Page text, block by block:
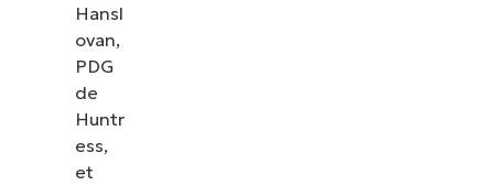
Hansl
ovan,
PDG
de
Huntr
ess,
et